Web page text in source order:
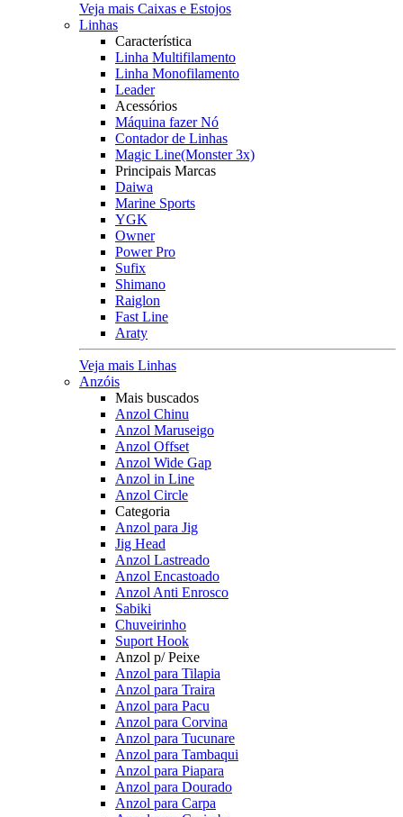
Veja mais Caixas e Estojos
Linhas
Característica
Linha Multifilamento
Linha Monofilamento
Leader
Acessórios
Máquina fazer Nó
Contador de Linhas
Magic Line(Monster 3x)
Principais Marcas
Daiwa
Marine Sports
YGK
Owner
Power Pro
Sufix
Shimano
Raiglon
Fast Line
Araty
Veja mais Linhas
Anzóis
Mais buscados
Anzol Chinu
Anzol Maruseigo
Anzol Offset
Anzol Wide Gap
Anzol in Line
Anzol Circle
Categoria
Anzol para Jig
Jig Head
Anzol Lastreado
Anzol Encastoado
Anzol Anti Enrosco
Sabiki
Chuveirinho
Suport Hook
Anzol p/ Peixe
Anzol para Tilapia
Anzol para Traira
Anzol para Pacu
Anzol para Corvina
Anzol para Tucunare
Anzol para Tambaqui
Anzol para Piapara
Anzol para Dourado
Anzol para Carpa